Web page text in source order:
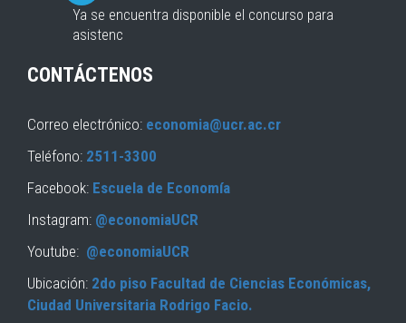
Ya se encuentra disponible el concurso para
asistenc
CONTÁCTENOS
Correo electrónico: economia@ucr.ac.cr
Teléfono: 2511-3300
Facebook: Escuela de Economía
Instagram: @economiaUCR
Youtube: @economiaUCR
Ubicación: 2do piso Facultad de Ciencias Económicas,
Ciudad Universitaria Rodrigo Facio.